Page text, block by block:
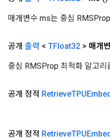
매개변수 ms는 중심
공개 출력 < TFloat32 > 매개
중심 RMSProp 최적화 알고
공개 정적 Retrieve
공개 정적 Retrieve